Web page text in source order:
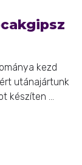
kezd
utánajártunk
készíten ...